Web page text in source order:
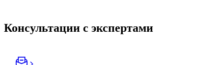
Консультации с экспертами